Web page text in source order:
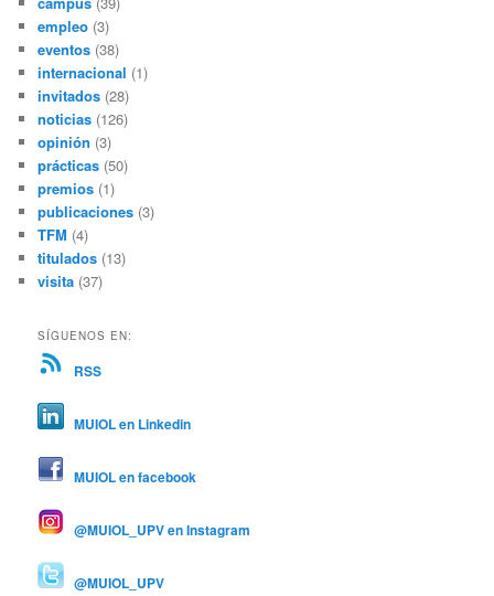
empleo (3)
eventos (38)
internacional (1)
invitados (28)
noticias (126)
opinión (3)
prácticas (50)
premios (1)
publicaciones (3)
TFM (4)
titulados (13)
visita (37)
SÍGUENOS EN:
RSS
MUIOL en Linkedin
MUIOL en facebook
@MUIOL_UPV en Instagram
@MUIOL_UPV